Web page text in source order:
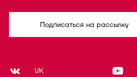
Подписаться на рассылку
VK